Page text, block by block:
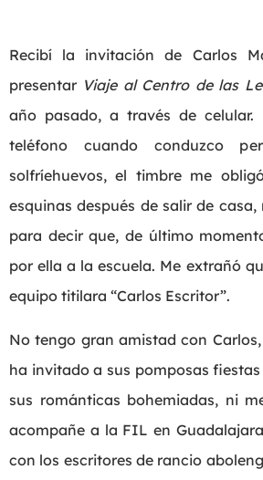
Recibí la invitación de Carlos
presentar Viaje al Centro de las
año pasado, a través de celular.
teléfono cuando conduzco
solfríehuevos, el timbre me
esquinas después de salir de
para decir que, de último
por ella a la escuela. Me extrañó
equipo titilara “Carlos Escritor”.
No tengo gran amistad con
ha invitado a sus pomposas
sus románticas bohemiadas, ni
acompañe a la FIL en
con los escritores de rancio